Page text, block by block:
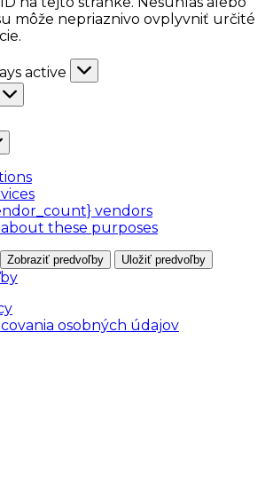
môže nepriaznivo ovplyvniť určité
active
vendors
these purposes
Zobraziť predvoľby Uložiť predvoľby
osobných údajov